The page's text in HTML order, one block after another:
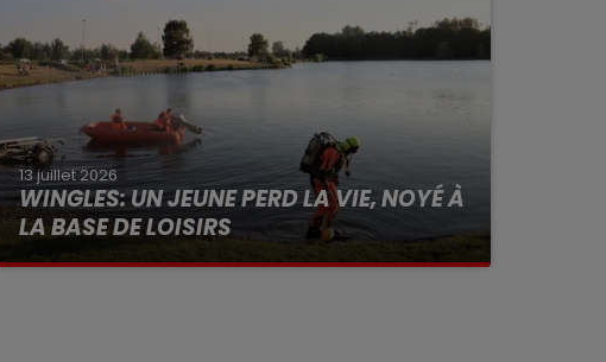
13 juillet 2026
WINGLES: UN JEUNE PERD LA VIE, NOYÉ À
LA BASE DE LOISIRS
La victime a coulé à pic